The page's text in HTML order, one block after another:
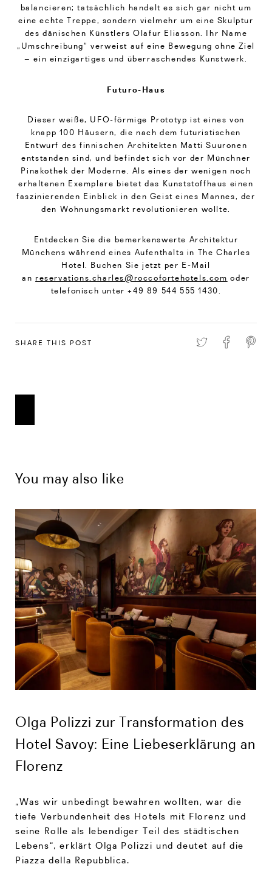
balancieren; tatsächlich handelt es sich gar nicht um
eine echte Treppe, sondern vielmehr um eine Skulptur
des dänischen Künstlers Olafur Eliasson. Ihr Name
„Umschreibung“ verweist auf eine Bewegung ohne Ziel
– ein einzigartiges und überraschendes Kunstwerk.
Futuro-Haus
Dieser weiße, UFO-förmige Prototyp ist eines von
knapp 100 Häusern, die nach dem futuristischen
Entwurf des finnischen Architekten Matti Suuronen
entstanden sind, und befindet sich vor der Münchner
Pinakothek der Moderne. Als eines der wenigen noch
erhaltenen Exemplare bietet das Kunststoffhaus einen
faszinierenden Einblick in den Geist eines Mannes, der
den Wohnungsmarkt revolutionieren wollte.
Entdecken Sie die bemerkenswerte Architektur
Münchens während eines Aufenthalts in The Charles
Hotel. Buchen Sie jetzt per E-Mail
anreservations.charles@roccofortehotels.com oder
telefonisch unter +49 89 544 555 1430.
SHARE THIS POST
You may also like
Olga Polizzi zur Transformation des
Hotel Savoy: Eine Liebeserklärung an
Florenz
„Was wir unbedingt bewahren wollten, war die
tiefe Verbundenheit des Hotels mit Florenz und
seine Rolle als lebendiger Teil des städtischen
Lebens“, erklärt Olga Polizzi und deutet auf die
Piazza della Repubblica.